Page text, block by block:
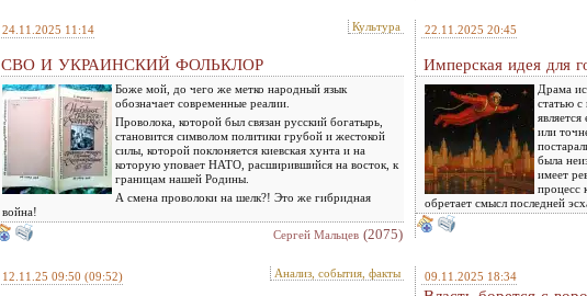
24.11.2025 11:14 Культура
СВО И УКРАИНСКИЙ ФОЛЬКЛОР
Боже мой, до чего же метко народный язык
обозначает современные реалии.
Проволока, которой был связан русский богатырь,
становится символом политики грубой и жестокой
силы, которой поклоняется киевская хунта и на
которую уповает НАТО, расширившийся на восток, к
границам нашей Родины.
А смена проволоки на шелк?! Это же гибридная
война!
Сергей Мальцев (2075)
22.11.2025 20:45
Имперская идея для
Драма
статью с
или
была
имеет
процесс
обретает смысл последней
12.11.25 09:50 (09:52) Анализ, события, факты 09.11.2025 18:34